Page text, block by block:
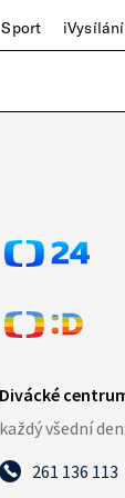
Sport iVysílání
261 136 113